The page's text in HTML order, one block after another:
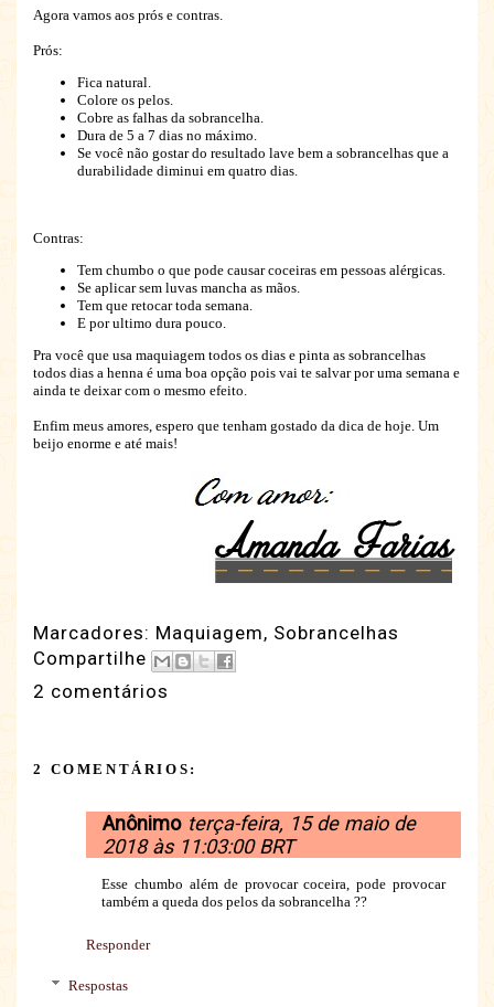
Agora vamos aos prós e contras.
Prós:
Fica natural.
Colore os pelos.
Cobre as falhas da sobrancelha.
Dura de 5 a 7 dias no máximo.
Se você não gostar do resultado lave bem a sobrancelhas que a
durabilidade diminui em quatro dias.
Contras:
Tem chumbo o que pode causar coceiras em pessoas alérgicas.
Se aplicar sem luvas mancha as mãos.
Tem que retocar toda semana.
E por ultimo dura pouco.
Pra você que usa maquiagem todos os dias e pinta as sobrancelhas
todos dias a henna é uma boa opção pois vai te salvar por uma semana e
ainda te deixar com o mesmo efeito.
Enfim meus amores, espero que tenham gostado da dica de hoje. Um
beijo enorme e até mais!
Marcadores: Maquiagem, Sobrancelhas
Compartilhe
2 comentários
2 COMENTÁRIOS:
Anônimo terça-feira, 15 de maio de
2018 às 11:03:00 BRT
Esse chumbo além de provocar coceira, pode provocar
também a queda dos pelos da sobrancelha ??
Responder
Respostas